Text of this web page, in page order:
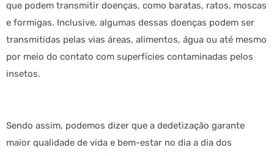
que podem transmitir doenças, como baratas, ratos, moscas
e formigas. Inclusive, algumas dessas doenças podem ser
transmitidas pelas vias áreas, alimentos, água ou até mesmo
por meio do contato com superfícies contaminadas pelos
insetos.
Sendo assim, podemos dizer que a dedetização garante
maior qualidade de vida e bem-estar no dia a dia dos